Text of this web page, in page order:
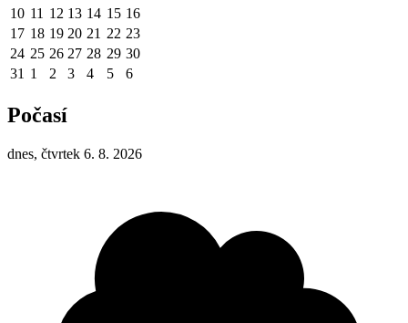
10 11 12 13 14 15 16
17 18 19 20 21 22 23
24 25 26 27 28 29 30
31 1 2 3 4 5 6
Počasí
dnes, čtvrtek 6. 8. 2026